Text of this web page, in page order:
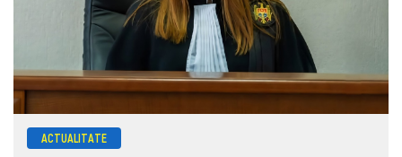
ACTUALITATE